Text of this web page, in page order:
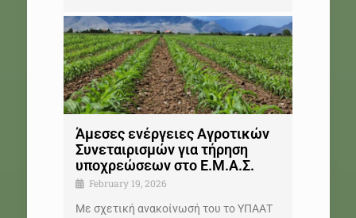
Άμεσες ενέργειες Αγροτικών
Συνεταιρισμών για τήρηση
υποχρεώσεων στο Ε.Μ.Α.Σ.
February 19, 2026
Με σχετική ανακοίνωσή του το ΥΠΑΑΤ